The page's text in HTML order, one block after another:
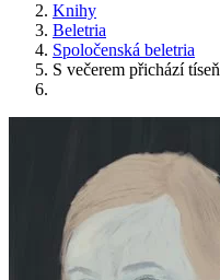
Knihy
Beletria
Spoločenská beletria
S večerem přichází tíseň